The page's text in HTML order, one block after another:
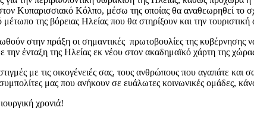
Κυπαρισσιακό Κόλπο, μέσω της οποίας θα αναθεωρηθεί το
της βόρειας Ηλείας που θα στηρίξουν και την
στην πράξη οι σημαντικές πρωτοβουλίες της
ένταξη της Ηλείας εκ νέου στον ακαδημαϊκό χάρτη της
στιγμές με τις οικογένειές σας, τους ανθρώπους που αγαπάτε
μας που ανήκουν σε ευάλωτες κοινωνικές ομάδες,
χρονιά!